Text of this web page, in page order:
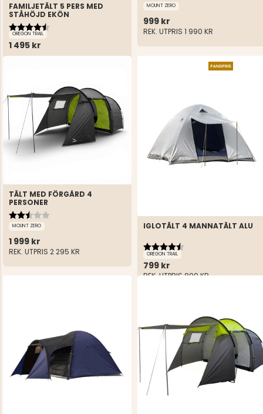
FAMILJETÄLT 5 PERS MED
STÅHÖJD EKÖN
OREGON TRAIL
1 495 kr
Betyg:
4.7 utav 5 stjärnor
MOUNT ZERO
999 kr
REK. UTPRIS 1 990 KR
TÄLT MED FÖRGÅRD 4
PERSONER
MOUNT ZERO
1 999 kr
REK. UTPRIS 2 295 KR
Betyg:
2.8 utav 5 stjärnor
IGLOTÄLT 4 MANNATÄLT ALU
OREGON TRAIL
799 kr
REK. UTPRIS899 KR
Betyg:
4.5 utav 5 stjärnor